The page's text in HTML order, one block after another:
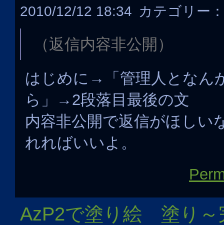
2010/12/12 18:34 カテゴリー：
（返信内容非公開）
はじめに→「管理人となん
ら」→2段落目最後の文
内容非公開で返信がほしい
れればいいよ。
AzP2で塗り絵 塗り～